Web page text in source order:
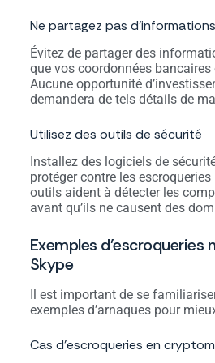
Ne partagez pas
Évitez de partager des
que vos coordonnées bancaires
Aucune opportunité
demandera de tels détails de
Utilisez des outils de sécurité
Installez des logiciels de
protéger contre les
outils aident à détecter les
avant qu’ils ne causent des
Exemples d’escroqueries
Skype
Il est important de se
exemples d’arnaques pour
Cas d’escroqueries en